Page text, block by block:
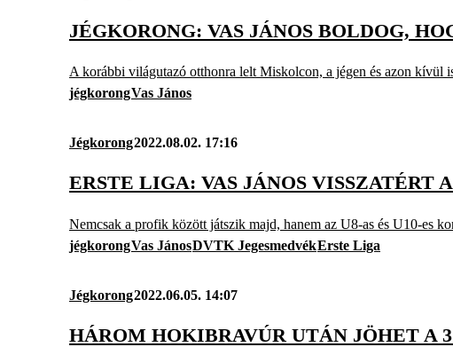
JÉGKORONG: VAS JÁNOS BOLDOG,
A korábbi világutazó otthonra lelt Miskolcon, a jégen és azon kívül
jégkorongVas János
Jégkorong2022.08.02. 17:16
ERSTE LIGA: VAS JÁNOS VISSZATÉRT
Nemcsak a profik között játszik majd, hanem az U8-as és U10-es
jégkorongVas JánosDVTK JegesmedvékErste Liga
Jégkorong2022.06.05. 14:07
HÁROM HOKIBRAVÚR UTÁN JÖHET A